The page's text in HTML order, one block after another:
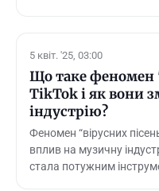
5 квіт. '25, 03:00
Що таке феномен
TikTok і як вони
індустрію?
Феномен “вірусних
вплив на музичну
стала потужним